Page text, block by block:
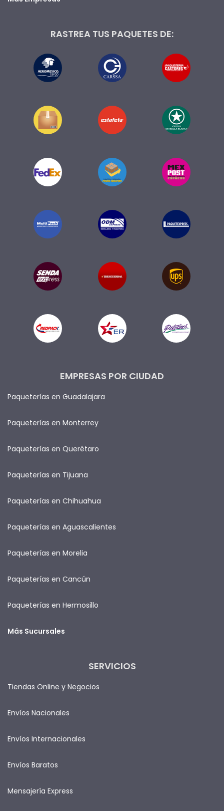
RASTREA TUS PAQUETES DE:
EMPRESAS POR CIUDAD
Paqueterías en Guadalajara
Paqueterías en Monterrey
Paqueterías en Querétaro
Paqueterías en Tijuana
Paqueterías en Chihuahua
Paqueterías en Aguascalientes
Paqueterías en Morelia
Paqueterías en Cancún
Paqueterías en Hermosillo
Más Sucursales
SERVICIOS
Tiendas Online y Negocios
Envíos Nacionales
Envíos Internacionales
Envíos Baratos
Mensajería Express